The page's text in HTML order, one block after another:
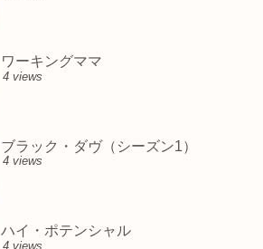
ワーキングママ
4 views
ブラック・ダヴ（シーズン1）
4 views
ハイ・ポテンシャル
4 views